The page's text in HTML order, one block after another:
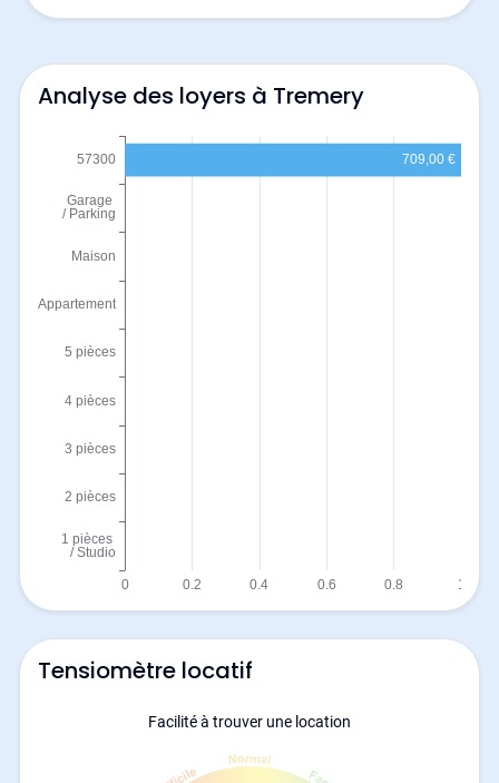
Analyse des loyers à Tremery
Tensiomètre locatif
Facilité à trouver une location